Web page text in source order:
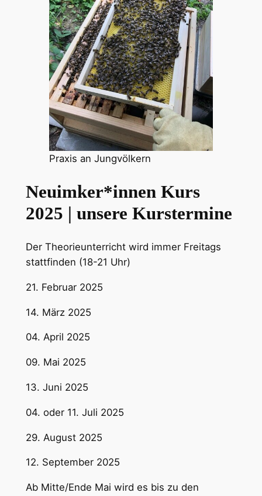
Praxis an Jungvölkern
Neuimker*innen Kurs
2025 | unsere Kurstermine
Der Theorieunterricht wird immer Freitags
stattfinden (18-21 Uhr)
21. Februar 2025
14. März 2025
04. April 2025
09. Mai 2025
13. Juni 2025
04. oder 11. Juli 2025
29. August 2025
12. September 2025
Ab Mitte/Ende Mai wird es bis zu den